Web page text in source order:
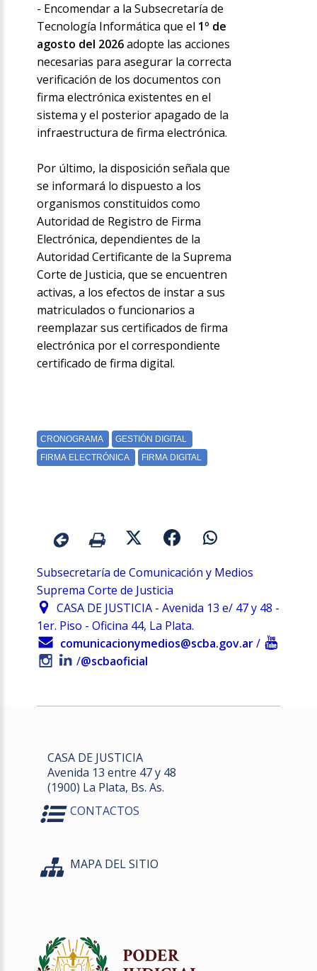
- Encomendar a la Subsecretaría de
Tecnología Informática que el 1º de
agosto del 2026adopte las acciones
necesarias para asegurar la correcta
verificación de los documentos con
firma electrónica existentes en el
sistema y el posterior apagado de la
infraestructura de firma electrónica.
Por último, la disposición señala que
se informará lo dispuesto a los
organismos constituidos como
Autoridad de Registro de Firma
Electrónica, dependientes de la
Autoridad Certificante de la Suprema
Corte de Justicia, que se encuentren
activas, a los efectos de instar a sus
matriculados o funcionarios a
reemplazar sus certificados de firma
electrónica por el correspondiente
certificado de firma digital.
Subsecretaría de Comunicación y Medios
Suprema Corte de Justicia
CASA DE JUSTICIA - Avenida 13 e/ 47 y 48 -
1er. Piso - Oficina 44, La Plata.
comunicacionymedios@scba.gov.ar /
/@scbaoficial
CASA DE JUSTICIA
Avenida 13 entre 47 y 48
(1900) La Plata, Bs. As.
CONTACTOS
MAPA DEL SITIO